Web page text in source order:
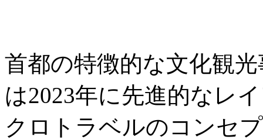
首都の特徴的な文化観
は2023年に先進的なレ
クロトラベルのコンセ